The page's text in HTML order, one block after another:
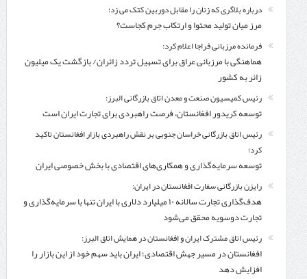
درباره بلاگری که زنان را مقابل دوربین کتک می زد؛
مرز میان تولید محتوا و ارتکاب جرم کجاست؟
فرمانده مرزبانی فراجا اعلام کرد:
هماهنگی با مرزبانی عراق برای تسهیل تردد زائران/ بازگشت یک میلیون
زائر به کشور
رئیس کمیسیون صنعت و معدن اتاق بازرگانی البرز:
توسعه کریدور افغانستان، فرصت راهبردی برای تجارت ایران است
رئیس اتاق بازرگانی خراسان جنوبی بر نقش راهبردی بازار افغانستان تاکید
کرد؛
توسعه سرمایه‌گذاری و همکاری‌های اقتصادی با بخش خصوصی ایران
رایزن بازرگانی سفارت افغانستان در ایران:
هدف‌گذاری تجارت سالانه ۱۰ میلیارد دلاری با ایران تنها با سرمایه‌گذاری و
تجارت دوسویه محقق می‌شود
رئیس اتاق مشترک ایران و افغانستان در همایش اتاق البرز:
افغانستان در مسیر جهش اقتصادی؛ ایران باید سهم خود از این بازار را
افزایش دهد